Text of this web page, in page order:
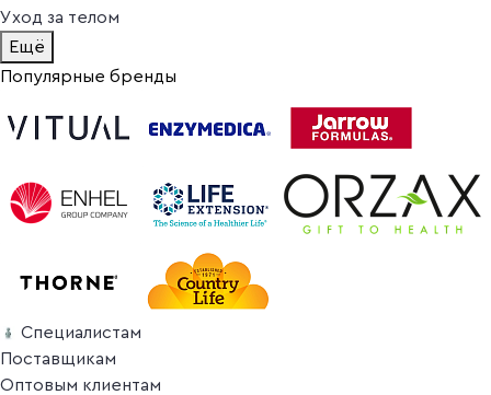
Уход за телом
Ещё
Популярные бренды
Специалистам
Поставщикам
Оптовым клиентам